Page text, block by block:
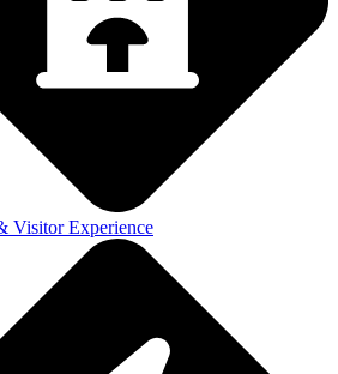
Visitor Experience